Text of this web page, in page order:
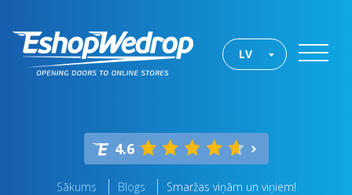
LV
4.6
Sākums Blogs Smaržas viņām un viņiem!